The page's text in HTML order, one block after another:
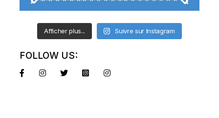
Afficher plus... Suivre sur Instagram
FOLLOW US: